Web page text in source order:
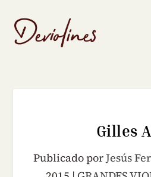
Gilles
Publicado porJesús